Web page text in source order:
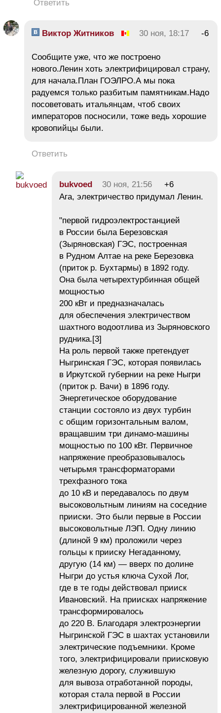
Ответить
Виктор Житников 30 ноя, 18:17 -6
Сообщите уже, что же построено
нового.Ленин хоть электрифицировал страну,
для начала.План ГОЭЛРО.А мы пока
радуемся только разбитым памятникам.Надо
посоветовать итальянцам, чтоб своих
императоров посносили, тоже ведь хорошие
кровопийцы были.
Ответить
bukvoed 30 ноя, 21:56
+6
Ага, электричество придумал Ленин.
"первой гидроэлектростанцией
в России была Березовская
(Зыряновская) ГЭС, построенная
в Рудном Алтае на реке Березовка
(приток р. Бухтармы) в 1892 году.
Она была четырехтурбинная общей
мощностью
200 кВт и предназначалась
для обеспечения электричеством
шахтного водоотлива из Зыряновского
рудника.[3]
На роль первой также претендует
Ныгринская ГЭС, которая появилась
в Иркутской губернии на реке Ныгри
(приток р. Вачи) в 1896 году.
Энергетическое оборудование
станции состояло из двух турбин
с общим горизонтальным валом,
вращавшим три динамо-машины
мощностью по 100 кВт. Первичное
напряжение преобразовывалось
четырьмя трансформаторами
трехфазного тока
до 10 кВ и передавалось по двум
высоковольтным линиям на соседние
прииски. Это были первые в России
высоковольтные ЛЭП. Одну линию
(длиной 9 км) проложили через
гольцы к прииску Негаданному,
другую (14 км) — вверх по долине
Ныгри до устья ключа Сухой Лог,
где в те годы действовал прииск
Ивановский. На приисках напряжение
трансформировалось
до 220 В. Благодаря электроэнергии
Ныгринской ГЭС в шахтах установили
электрические подъемники. Кроме
того, электрифицировали приисковую
железную дорогу, служившую
для вывоза отработанной породы,
которая стала первой в России
электрифицированной железной